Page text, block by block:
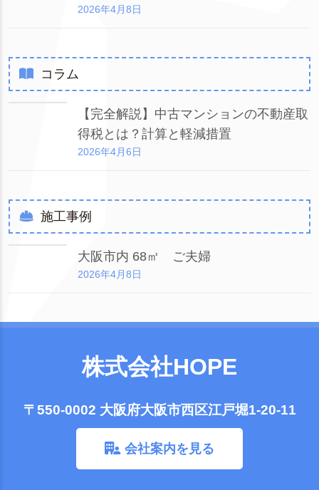
2026年4月8日
コラム
【完全解説】中古マンションの不動産取
得税とは？計算と軽減措置
2026年4月6日
施工事例
大阪市内 68㎡ ご夫婦
2026年4月8日
株式会社HOPE
〒550-0002 大阪府大阪市西区江戸堀1-20-11
会社案内を見る